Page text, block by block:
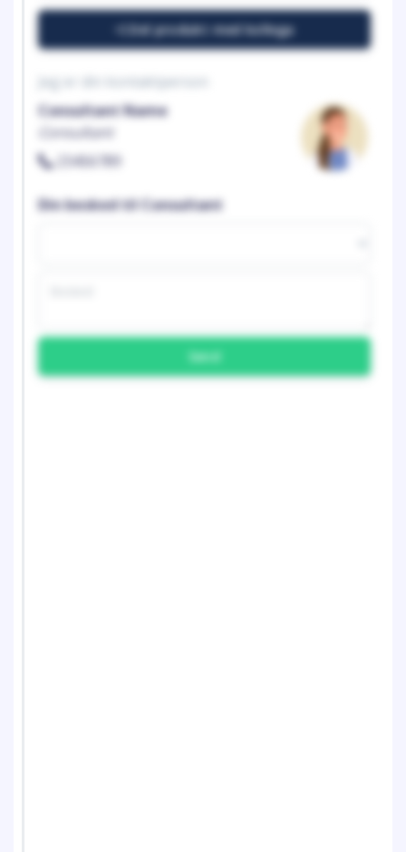
Del produkt med kollega
Jeg er din kontaktperson
Consultant Name
Consultant
23456789
Din besked til Consultant
Send